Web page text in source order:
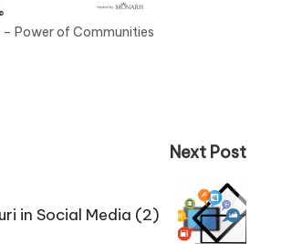
– Power of Communities
Next Post
in Social Media (2)